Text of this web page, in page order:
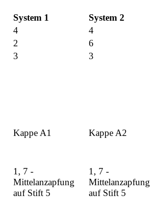
System 1
System 2
4
4
2
6
3
3
Kappe A1
Kappe A2
1, 7 -
Mittelanzapfung
auf Stift 5
1, 7 -
Mittelanzapfung
auf Stift 5